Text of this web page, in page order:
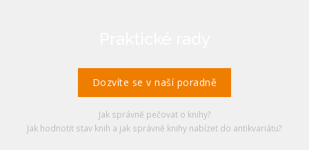
Dozvíte se v naší poradně
Jak správně pečovat o knihy?
Jak hodnotit stav knih a jak správně knihy nabízet do antikvariátu?